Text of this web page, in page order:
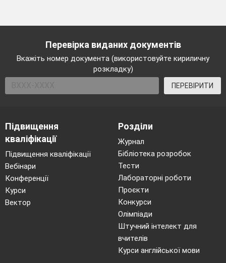
Перевірка виданих документів
Вкажіть номер документа (використовуйте кириличну
розкладку)
ПЕРЕВІРИТИ
Підвищення
кваліфікації
Підвищення кваліфікації
Вебінари
Конференції
Курси
Вектор
Розділи
Журнал
Бібліотека розробок
Тести
Лабораторні роботи
Проєкти
Конкурси
Олімпіади
Штучний інтелект для
вчителів
Курси англійської мови